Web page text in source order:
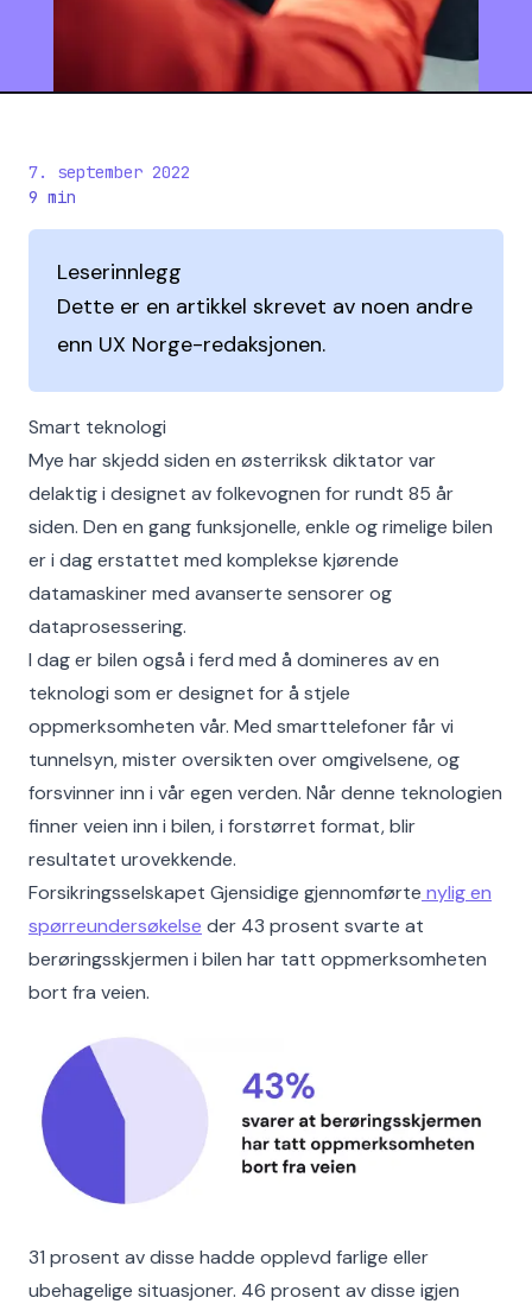
7. september 2022
9 min
Leserinnlegg
Dette er en artikkel skrevet av noen andre
enn UX Norge-redaksjonen.
Smart teknologi
Mye har skjedd siden en østerriksk diktator var
delaktig i designet av folkevognen for rundt 85 år
siden. Den en gang funksjonelle, enkle og rimelige bilen
er i dag erstattet med komplekse kjørende
datamaskiner med avanserte sensorer og
dataprosessering.
I dag er bilen også i ferd med å domineres av en
teknologi som er designet for å stjele
oppmerksomheten vår. Med smarttelefoner får vi
tunnelsyn, mister oversikten over omgivelsene, og
forsvinner inn i vår egen verden. Når denne teknologien
finner veien inn i bilen, i forstørret format, blir
resultatet urovekkende.
Forsikringsselskapet Gjensidige gjennomførte nylig en
spørreundersøkelse der 43 prosent svarte at
berøringsskjermen i bilen har tatt oppmerksomheten
bort fra veien.
31 prosent av disse hadde opplevd farlige eller
ubehagelige situasjoner. 46 prosent av disse igjen